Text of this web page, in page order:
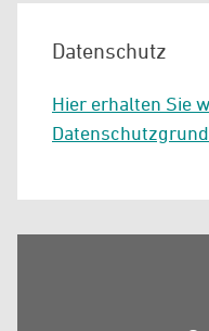
Datenschutz
Hier erhalten Sie